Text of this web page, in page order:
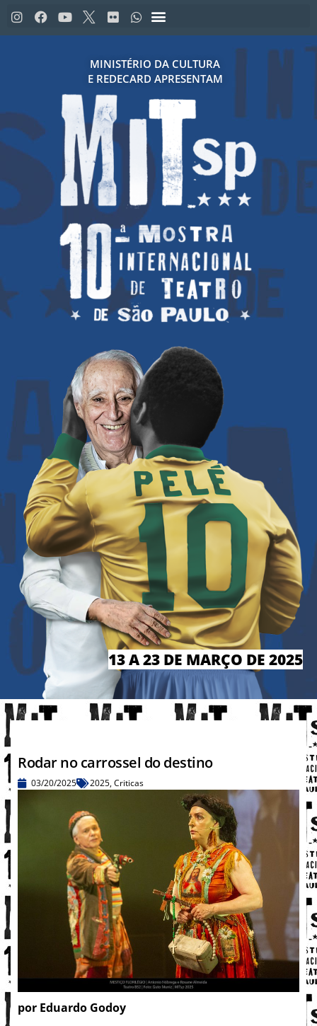
MINISTÉRIO DA CULTURA
E REDECARD APRESENTAM
13 A 23 DE MARÇO DE 2025
Rodar no carrossel do destino
03/20/2025 2025,Criticas
por Eduardo Godoy